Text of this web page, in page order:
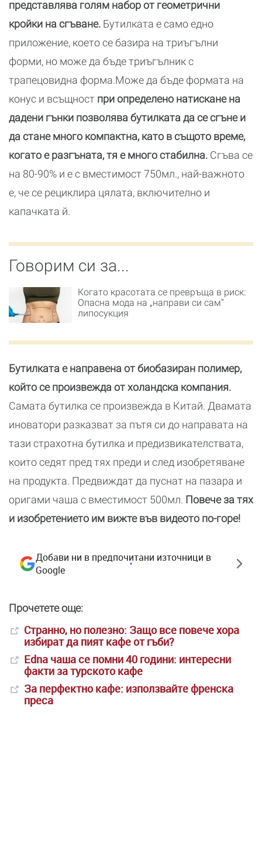
представлява голям набор от геометрични
кройки на сгъване. Бутилката е само едно
приложение, което се базира на триъгълни
форми, но може да бъде триъгълник с
трапецовидна форма.Може да бъде формата на
конус и всъщност при определено натискане на
дадени гънки позволява бутилката да се сгъне и
да стане много компактна, като в същото време,
когато е разгъната, тя е много стабилна. Сгъва се
на 80-90% и е с вместимост 750мл., най-важното
е, че се рециклира цялата, включително и
капачката й.
Говорим си за...
Когато красотата се превръща в риск:
Опасна мода на „направи си сам“
липосукция
Бутилката е направена от биобазиран полимер,
който се произвежда от холандска компания.
Самата бутилка се произвежда в Китай. Двамата
иноватори разказват за пътя си до направата на
тази страхотна бутилка и предизвикателствата,
които седят пред тях преди и след изобретяване
на продукта. Предвиждат да пуснат на пазара и
оригами чаша с вместимост 500мл. Повече за тях
и изобретението им вижте във видеото по-горе!
Добави ни в предпочитани източници в
Google
Прочетете още:
Странно, но полезно: Защо все повече хора
избират да пият кафе от гъби?
Edna чаша се помни 40 години: интересни
факти за турското кафе
За перфектно кафе: използвайте френска
преса